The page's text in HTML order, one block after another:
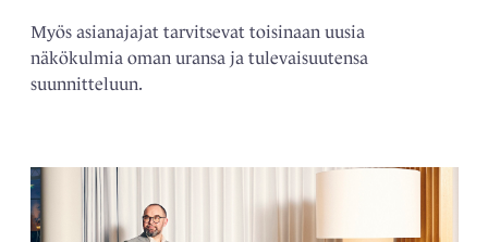
Myös asianajajat tarvitsevat toisinaan uusia
näkökulmia oman uransa ja tulevaisuutensa
suunnitteluun.